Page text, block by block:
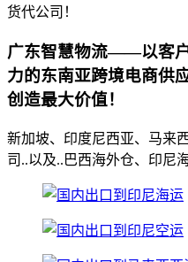
货代公司！
广东智慧物流——以客
力的东南亚跨境电商供
创造最大价值！
新加坡、印度尼西亚、马来
司..以及..巴西海外仓、印尼